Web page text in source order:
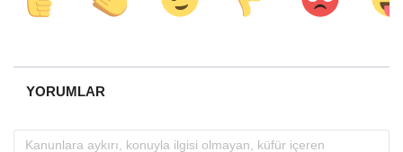
YORUMLAR